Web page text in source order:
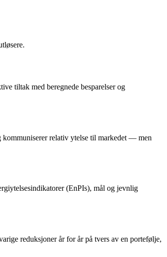
tiltak med beregnede besparelser og
kommuniserer relativ ytelse til markedet — men
(EnPIs), mål og jevnlig
reduksjoner år for år på tvers av en portefølje,